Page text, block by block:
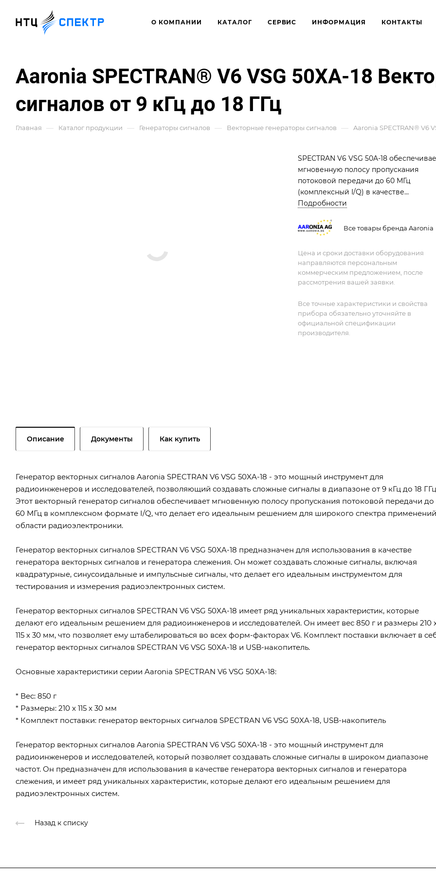
О КОМПАНИИ КАТАЛОГ СЕРВИС ИНФОРМАЦИЯ КОНТАКТЫ
Aaronia SPECTRAN® V6 VSG 50XA-18
сигналов от 9 кГц до 18 ГГц
Главная — Каталог продукции — Генераторы сигналов — Векторные генераторы сигналов — Aaronia SPECTRAN® V6
SPECTRAN V6 VSG 50A-18
мгновенную полосу пропускания
потоковой передачи до 60 МГц
(комплексный I/Q) в качестве
генератора векторных сигналов/
Подробности
Все товары бренда Aaronia
Цена и сроки доставки оборудования
направляются персональным
коммерческим предложением, после
рассмотрения вашей заявки.
Все точные характеристики и свойства
прибора обязательно уточняйте в
официальной спецификации
производителя.
Описание Документы Как купить
Генератор векторных сигналов Aaronia SPECTRAN V6 VSG 50XA-18 - это мощный инструмент для
радиоинженеров и исследователей, позволяющий создавать сложные сигналы в диапазоне от 9 кГц до 18
Этот векторный генератор сигналов обеспечивает мгновенную полосу пропускания потоковой передачи до
60 МГц в комплексном формате I/Q, что делает его идеальным решением для широкого спектра
области радиоэлектроники.
Генератор векторных сигналов SPECTRAN V6 VSG 50XA-18 предназначен для использования в качестве
генератора векторных сигналов и генератора слежения. Он может создавать сложные сигналы, включая
квадратурные, синусоидальные и импульсные сигналы, что делает его идеальным инструментом для
тестирования и измерения радиоэлектронных систем.
Генератор векторных сигналов SPECTRAN V6 VSG 50XA-18 имеет ряд уникальных характеристик, которые
делают его идеальным решением для радиоинженеров и исследователей. Он имеет вес 850 г и размеры 210
115 x 30 мм, что позволяет ему штабелироваться во всех форм-факторах V6. Комплект поставки включает в
генератор векторных сигналов SPECTRAN V6 VSG 50XA-18 и USB-накопитель.
Основные характеристики серии Aaronia SPECTRAN V6 VSG 50XA-18:
* Вес: 850 г
* Размеры: 210 x 115 x 30 мм
* Комплект поставки: генератор векторных сигналов SPECTRAN V6 VSG 50XA-18, USB-накопитель
Генератор векторных сигналов Aaronia SPECTRAN V6 VSG 50XA-18 - это мощный инструмент для
радиоинженеров и исследователей, который позволяет создавать сложные сигналы в широком диапазоне
частот. Он предназначен для использования в качестве генератора векторных сигналов и генератора
слежения, и имеет ряд уникальных характеристик, которые делают его идеальным решением для
радиоэлектронных систем.
Назад к списку